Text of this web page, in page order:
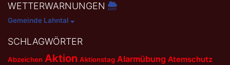
WETTERWARNUNGEN
Gemeinde Lahntal
SCHLAGWÖRTER
Abzeichen Aktion Aktionstag Alarmübung Atemschutz